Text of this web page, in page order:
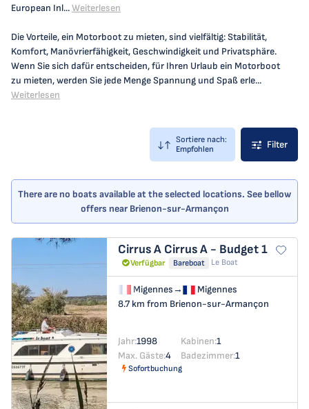
European Inl...Weiterlesen
Die Vorteile, ein Motorboot zu mieten, sind vielfältig: Stabilität,
Komfort, Manövrierfähigkeit, Geschwindigkeit und Privatsphäre.
Wenn Sie sich dafür entscheiden, für Ihren Urlaub ein Motorboot
zu mieten, werden Sie jede Menge Spannung und Spaß erle...
Weiterlesen
Sortiere nach:
Empfohlen
Filter
There are no boats available at the selected locations. See bellow
offers near Brienon-sur-Armançon
Cirrus A Cirrus A - Budget 1
Verfügbar Bareboat Le Boat
Migennes→
Migennes
8.7 km from Brienon-sur-Armançon
Jahr:1998 Kabinen:1
Max. Gäste:4 Badezimmer:1
Sofortbuchung